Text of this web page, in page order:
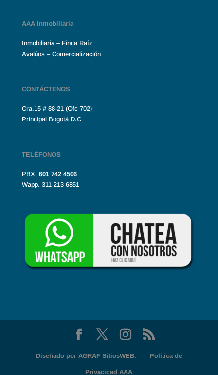
AAA Inmobiliaria
Inmobiliaria – Finca Raíz
Avalúos – Comercialización
CONTÁCTENOS
Cra.15 # 88-21 (Ofc 702)
Principal Bogotá D.C
TELÉFONOS
PBX. 601 742 4506
Wapp. 311 213 6851
Diseñado por AGRAF SitiosWEB. Política de
Privacidad AAA